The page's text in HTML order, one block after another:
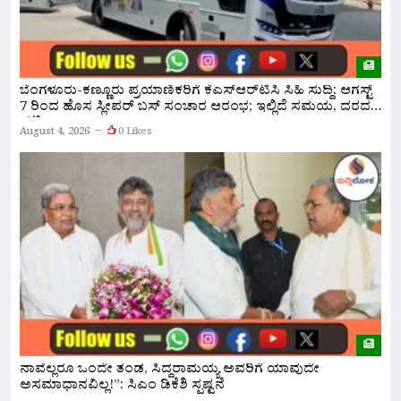
ಬೆಂಗಳೂರು-ಕಣ್ಣೂರು ಪ್ರಯಾಣಿಕರಿಗೆ ಕೆಎಸ್‌ಆರ್‌ಟಿಸಿ ಸಿಹಿ ಸುದ್ದಿ: ಆಗಸ್ಟ್
7 ರಿಂದ ಹೊಸ ಸ್ಲೀಪರ್ ಬಸ್ ಸಂಚಾರ ಆರಂಭ; ಇಲ್ಲಿದೆ ಸಮಯ, ದರದ
ಪಟ್ಟಿ!
August 4, 2026 0 Likes
ನಾವೆಲ್ಲರೂ ಒಂದೇ ತಂಡ, ಸಿದ್ದರಾಮಯ್ಯ ಅವರಿಗೆ ಯಾವುದೇ
ಅಸಮಾಧಾನವಿಲ್ಲ!”: ಸಿಎಂ ಡಿಕೆಶಿ ಸ್ಪಷ್ಟನೆ